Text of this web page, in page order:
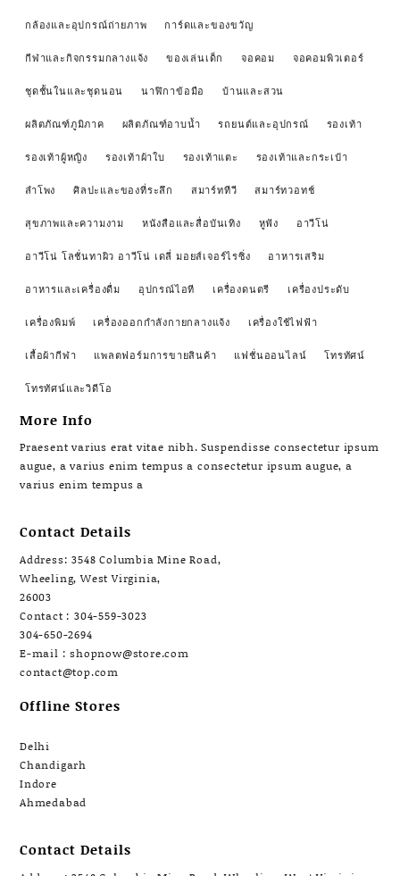
กล้องและอุปกรณ์ถ่ายภาพ การ์ดและของขวัญ
กีฬาและกิจกรรมกลางแจ้ง ของเล่นเด็ก จอคอม จอคอมพิวเตอร์
ชุดชั้นในและชุดนอน นาฬิกาข้อมือ บ้านและสวน
ผลิตภัณฑ์ภูมิภาค ผลิตภัณฑ์อาบน้ำ รถยนต์และอุปกรณ์ รองเท้า
รองเท้าผู้หญิง รองเท้าผ้าใบ รองเท้าแตะ รองเท้าและกระเป๋า
ลำโพง ศิลปะและของที่ระลึก สมาร์ททีวี สมาร์ทวอทช์
สุขภาพและความงาม หนังสือและสื่อบันเทิง หูฟัง อาวีโน่
อาวีโน่ โลชั่นทาผิว อาวีโน่ เดลี่ มอยส์เจอร์ไรซิ่ง อาหารเสริม
อาหารและเครื่องดื่ม อุปกรณ์ไอที เครื่องดนตรี เครื่องประดับ
เครื่องพิมพ์ เครื่องออกกำลังกายกลางแจ้ง เครื่องใช้ไฟฟ้า
เสื้อผ้ากีฬา แพลตฟอร์มการขายสินค้า แฟชั่นออนไลน์ โทรทัศน์
โทรทัศน์และวิดีโอ
More Info
Praesent varius erat vitae nibh. Suspendisse consectetur ipsum
augue, a varius enim tempus a consectetur ipsum augue, a
varius enim tempus a
Contact Details
Address: 3548 Columbia Mine Road,
Wheeling, West Virginia,
26003
Contact : 304-559-3023
304-650-2694
E-mail : shopnow@store.com
contact@top.com
Offline Stores
Delhi
Chandigarh
Indore
Ahmedabad
Contact Details